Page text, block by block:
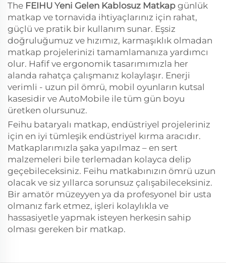
The FEIHU Yeni Gelen Kablosuz Matkap günlük
matkap ve tornavida ihtiyaçlarınız için rahat,
güçlü ve pratik bir kullanım sunar. Eşsiz
doğruluğumuz ve hızımız, karmaşıklık olmadan
matkap projelerinizi tamamlamanıza yardımcı
olur. Hafif ve ergonomik tasarımımızla her
alanda rahatça çalışmanız kolaylaşır. Enerji
verimli - uzun pil ömrü, mobil oyunların kutsal
kasesidir ve AutoMobile ile tüm gün boyu
üretken olursunuz.
Feihu bataryalı matkap, endüstriyel projeleriniz
için en iyi tümleşik endüstriyel kırma aracıdır.
Matkaplarımızla şaka yapılmaz – en sert
malzemeleri bile terlemadan kolayca delip
geçebileceksiniz. Feihu matkabınızın ömrü uzun
olacak ve siz yıllarca sorunsuz çalışabileceksiniz.
Bir amatör müzeyyen ya da profesyonel bir usta
olmanız fark etmez, işleri kolaylıkla ve
hassasiyetle yapmak isteyen herkesin sahip
olması gereken bir matkap.